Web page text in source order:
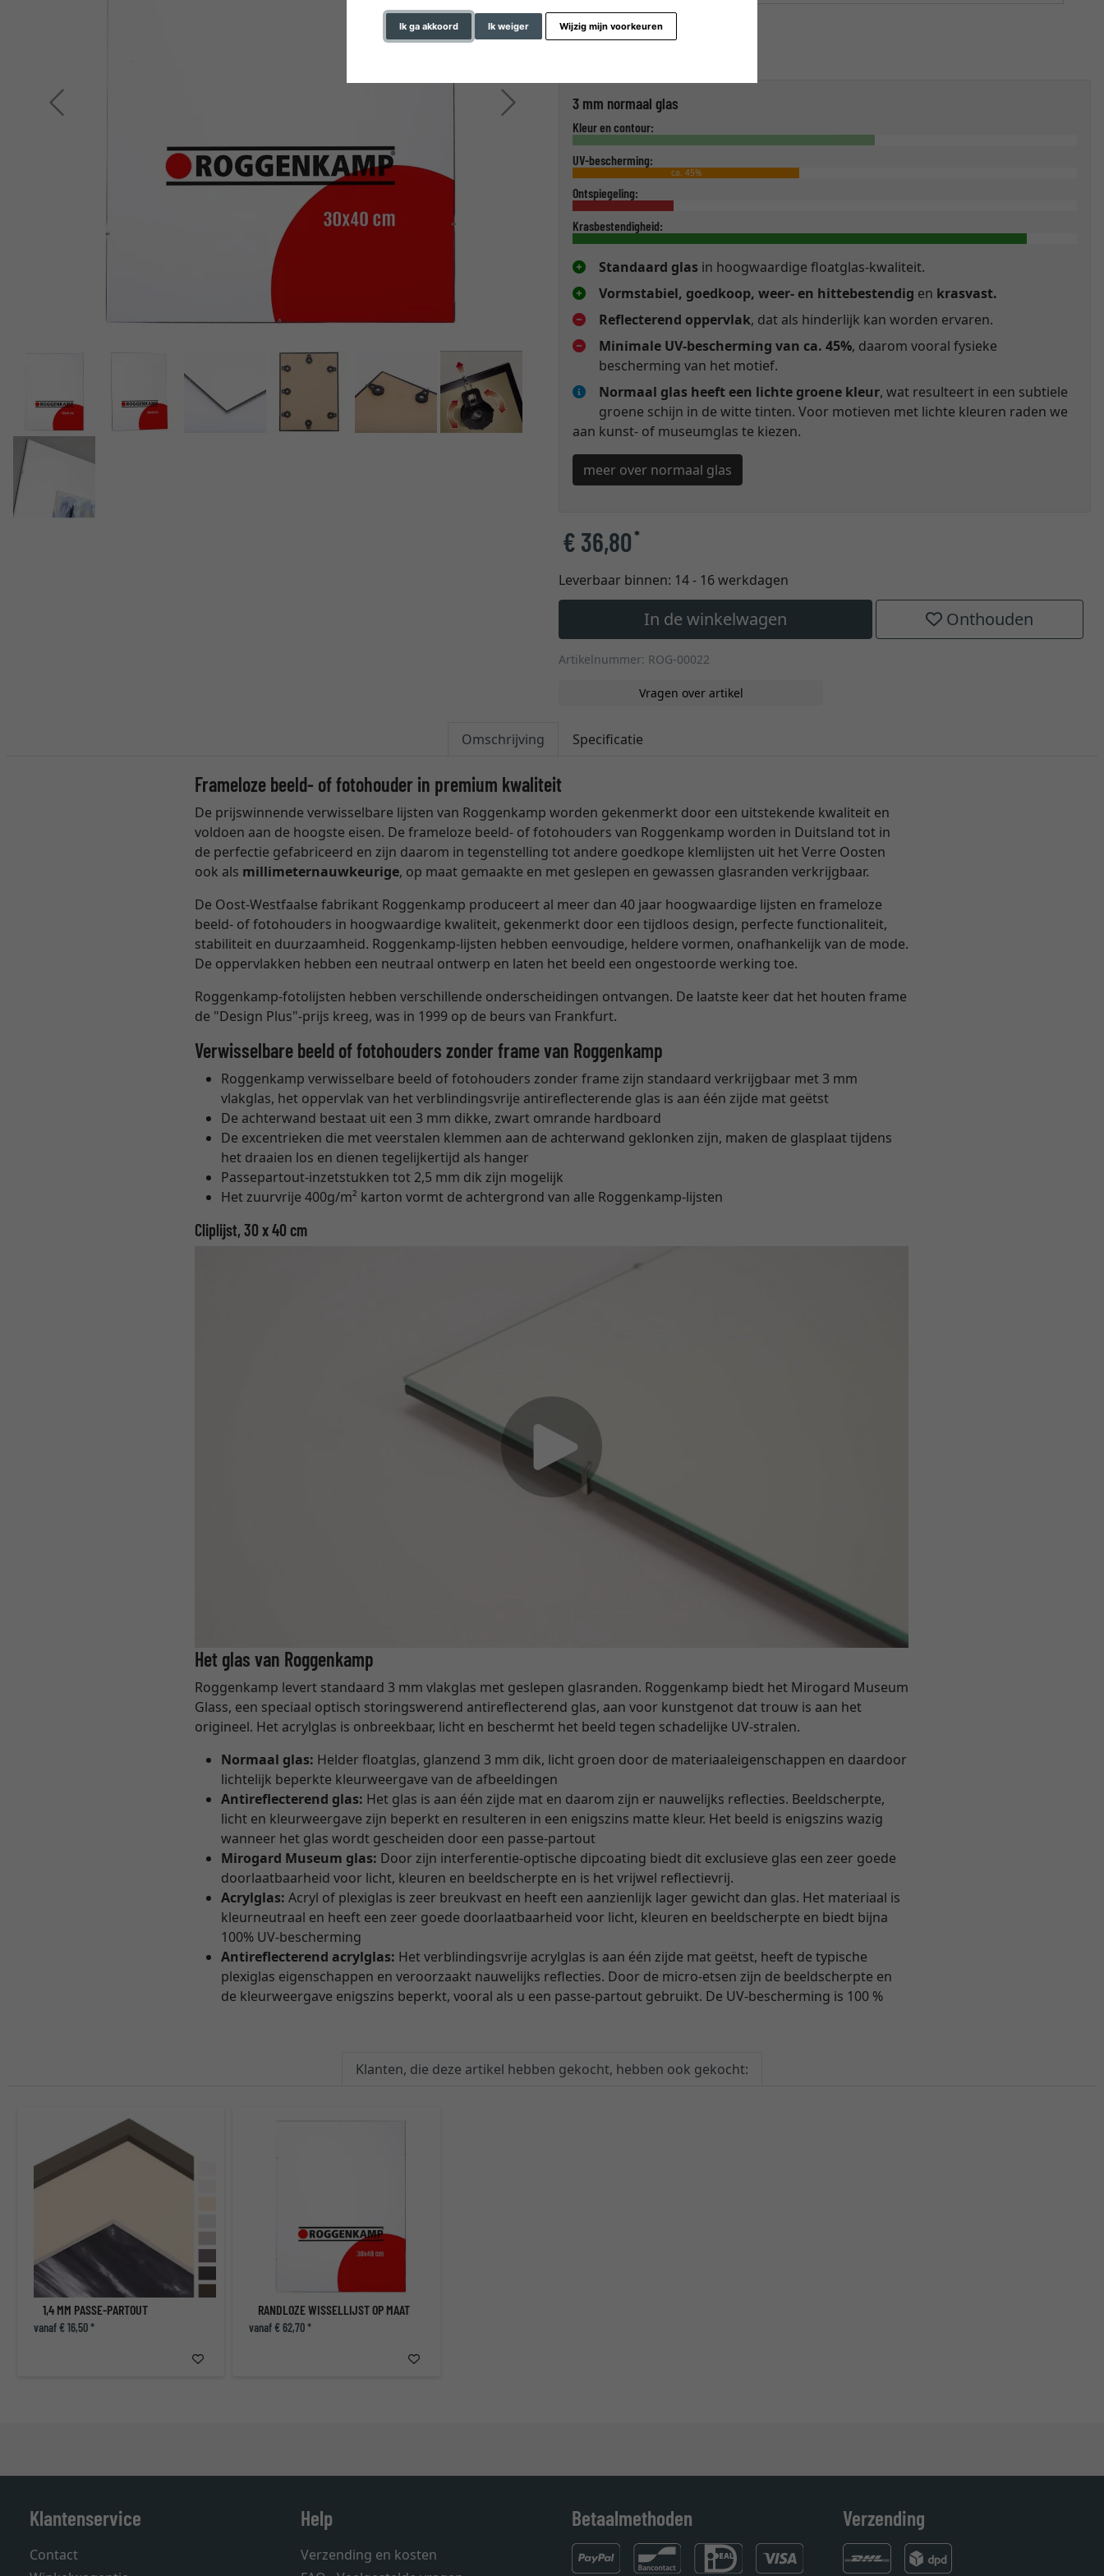
Ik ga akkoord Ik weiger Wijzig mijn voorkeuren
Terug Verder 3 mm normaal glas
Kleur en contour:
UV-bescherming:
ca. 45%
Ontspiegeling:
Krasbestendigheid:
Standaard glas in hoogwaardige floatglas-kwaliteit.
Vormstabiel, goedkoop, weer- en hittebestendig en krasvast.
Reflecterend oppervlak, dat als hinderlijk kan worden ervaren.
Minimale UV-bescherming van ca. 45%, daarom vooral fysieke
bescherming van het motief.
Normaal glas heeft een lichte groene kleur, wat resulteert in een subtiele
groene schijn in de witte tinten. Voor motieven met lichte kleuren raden we
aan kunst- of museumglas te kiezen.
meer over normaal glas
€ 36,80*
Leverbaar binnen: 14 - 16 werkdagen
In de winkelwagen Onthouden
Artikelnummer: ROG-00022
Vragen over artikel
Omschrijving Specificatie
Frameloze beeld- of fotohouder in premium kwaliteit
De prijswinnende verwisselbare lijsten van Roggenkamp worden gekenmerkt door een uitstekende kwaliteit en
voldoen aan de hoogste eisen. De frameloze beeld- of fotohouders van Roggenkamp worden in Duitsland tot in
de perfectie gefabriceerd en zijn daarom in tegenstelling tot andere goedkope klemlijsten uit het Verre Oosten
ook als millimeternauwkeurige, op maat gemaakte en met geslepen en gewassen glasranden verkrijgbaar.
De Oost-Westfaalse fabrikant Roggenkamp produceert al meer dan 40 jaar hoogwaardige lijsten en frameloze
beeld- of fotohouders in hoogwaardige kwaliteit, gekenmerkt door een tijdloos design, perfecte functionaliteit,
stabiliteit en duurzaamheid. Roggenkamp-lijsten hebben eenvoudige, heldere vormen, onafhankelijk van de mode.
De oppervlakken hebben een neutraal ontwerp en laten het beeld een ongestoorde werking toe.
Roggenkamp-fotolijsten hebben verschillende onderscheidingen ontvangen. De laatste keer dat het houten frame
de "Design Plus"-prijs kreeg, was in 1999 op de beurs van Frankfurt.
Verwisselbare beeld of fotohouders zonder frame van Roggenkamp
Roggenkamp verwisselbare beeld of fotohouders zonder frame zijn standaard verkrijgbaar met 3 mm
vlakglas, het oppervlak van het verblindingsvrije antireflecterende glas is aan één zijde mat geëtst
De achterwand bestaat uit een 3 mm dikke, zwart omrande hardboard
De excentrieken die met veerstalen klemmen aan de achterwand geklonken zijn, maken de glasplaat tijdens
het draaien los en dienen tegelijkertijd als hanger
Passepartout-inzetstukken tot 2,5 mm dik zijn mogelijk
Het zuurvrije 400g/m² karton vormt de achtergrond van alle Roggenkamp-lijsten
Cliplijst, 30 x 40 cm
Het glas van Roggenkamp
Roggenkamp levert standaard 3 mm vlakglas met geslepen glasranden. Roggenkamp biedt het Mirogard Museum
Glass, een speciaal optisch storingswerend antireflecterend glas, aan voor kunstgenot dat trouw is aan het
origineel. Het acrylglas is onbreekbaar, licht en beschermt het beeld tegen schadelijke UV-stralen.
Normaal glas: Helder floatglas, glanzend 3 mm dik, licht groen door de materiaaleigenschappen en daardoor
lichtelijk beperkte kleurweergave van de afbeeldingen
Antireflecterend glas: Het glas is aan één zijde mat en daarom zijn er nauwelijks reflecties. Beeldscherpte,
licht en kleurweergave zijn beperkt en resulteren in een enigszins matte kleur. Het beeld is enigszins wazig
wanneer het glas wordt gescheiden door een passe-partout
Mirogard Museum glas: Door zijn interferentie-optische dipcoating biedt dit exclusieve glas een zeer goede
doorlaatbaarheid voor licht, kleuren en beeldscherpte en is het vrijwel reflectievrij.
Acrylglas: Acryl of plexiglas is zeer breukvast en heeft een aanzienlijk lager gewicht dan glas. Het materiaal is
kleurneutraal en heeft een zeer goede doorlaatbaarheid voor licht, kleuren en beeldscherpte en biedt bijna
100% UV-bescherming
Antireflecterend acrylglas: Het verblindingsvrije acrylglas is aan één zijde mat geëtst, heeft de typische
plexiglas eigenschappen en veroorzaakt nauwelijks reflecties. Door de micro-etsen zijn de beeldscherpte en
de kleurweergave enigszins beperkt, vooral als u een passe-partout gebruikt. De UV-bescherming is 100 %
Klanten, die deze artikel hebben gekocht, hebben ook gekocht:
1,4 MM PASSE-PARTOUT
vanaf € 16,50 *
RANDLOZE WISSELLIJST OP MAAT
vanaf € 62,70 *
Klantenservice
Contact
Help
Verzending en kosten
Betaalmethoden Verzending